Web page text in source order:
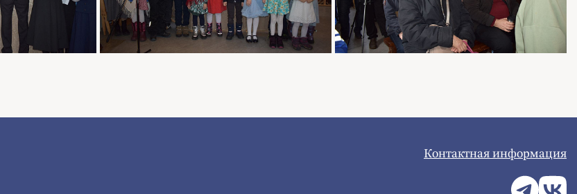
Контактная информация